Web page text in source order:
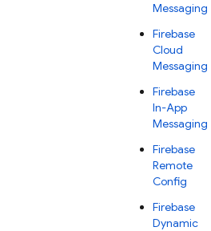
Messaging
Firebase
Cloud
Messaging
Firebase
In-App
Messaging
Firebase
Remote
Config
Firebase
Dynamic